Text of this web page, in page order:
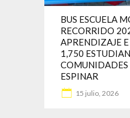
BUS ESCUELA
RECORRIDO
APRENDIZAJE
1,750
COMUNIDADES
ESPINAR
15 julio, 2026